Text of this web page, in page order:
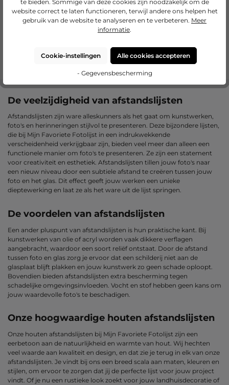
€ 66,35
Varianten van
€ 50,70
De veelzijdigheid van afstandslijsten
Afstandslijsten zijn ware alleskunners als het gaat om kunstwerken,
foto's en herinneringen stijlvol te presenteren. Deze bijzondere lijsten,
die bij Mijn Favoriete Fotolijst in een indrukwekkende
verscheidenheid verkrijgbaar zijn, bieden veel meer dan alleen een
functionele manier om foto's te presenteren. Ze zijn een statement
voor creativiteit en esthetiek. Afstandslijsten tillen jouw foto's naar
een nieuw niveau door een subtiele afstand te creëren tussen jouw
foto en het glas. Dit effect geeft jouw werken een unieke
dieptewerking en laat ze als het ware uit de lijst springen.
De voordelen van afstandslijsten
Een ander pluspunt van afstandslijsten is hun praktische kant. Bij
kunstwerken van olie of acryl worden vaak dikkere verflagen
aangebracht, waardoor een soort reliëf ontstaat. Door de afstand
tussen foto en glas zorg je ervoor dat een schilderij niet aan de
glasplaat blijft plakken en jouw kunstwerk zo geen schade oploopt.
Bovendien bieden afstandslijsten extra bescherming tegen
schadelijke omgevingsinvloeden. Vocht en stof hebben geen kans om
jouw waardevolle foto's te beschadigen.
Onze hoogwaardige houten afstandslijsten
Onze houten afstandslijsten bij Mijn Favoriete Fotolijst zijn een
eerbetoon aan de natuurlijkheid en warmte van hout. Wij hechten
veel waarde aan kwaliteit en design, en dat zie je terug in elk van onze
afstandslijsten. Je vindt bij ons een breed scala aan maten, kleuren en
stijlen, om ervoor te zorgen dat jij de perfecte lijst voor jouw project
vindt. Of je nu een rustieke look zoekt voor jouw landhuisdecoratie of
te bieden. Sommige van deze cookies zijn noodzakelijk om de
website correct te laten functioneren, terwijl andere ons helpen het
gebruik van de website te analyseren en te verbeteren. Meer
informatie.
Cookie-instellingen Alle cookies accepteren
- Gegevensbescherming